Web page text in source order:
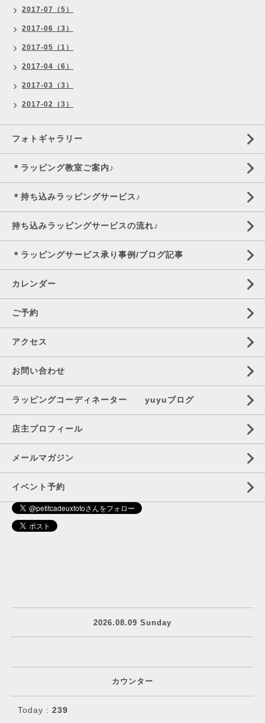
2017-07（5）
2017-06（3）
2017-05（1）
2017-04（6）
2017-03（3）
2017-02（3）
フォトギャラリー
＊ラッピング教室ご案内♪
＊持ち込みラッピングサービス♪
持ち込みラッピングサービスの流れ♪
＊ラッピングサービス承り事例/ブログ記事
カレンダー
ご予約
アクセス
お問い合わせ
ラッピングコーディネーター yuyuブログ
店主プロフィール
メールマガジン
イベント予約
2026.08.09 Sunday
カウンター
Today : 239